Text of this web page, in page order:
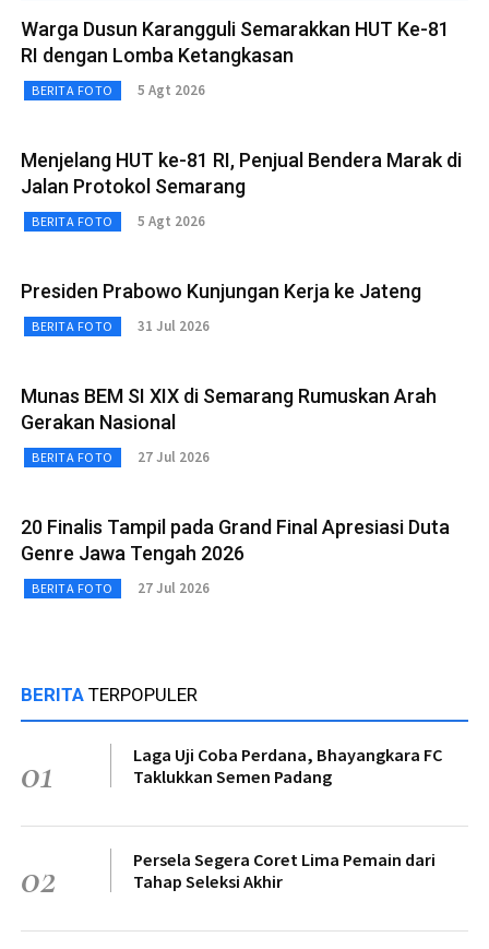
Warga Dusun Karangguli Semarakkan HUT Ke-81
RI dengan Lomba Ketangkasan
BERITA FOTO 5 Agt 2026
Menjelang HUT ke-81 RI, Penjual Bendera Marak di
Jalan Protokol Semarang
BERITA FOTO 5 Agt 2026
Presiden Prabowo Kunjungan Kerja ke Jateng
BERITA FOTO 31 Jul 2026
Munas BEM SI XIX di Semarang Rumuskan Arah
Gerakan Nasional
BERITA FOTO 27 Jul 2026
20 Finalis Tampil pada Grand Final Apresiasi Duta
Genre Jawa Tengah 2026
BERITA FOTO 27 Jul 2026
BERITA TERPOPULER
01
Laga Uji Coba Perdana, Bhayangkara FC
Taklukkan Semen Padang
02
Persela Segera Coret Lima Pemain dari
Tahap Seleksi Akhir